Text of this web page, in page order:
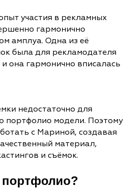
участия в рекламных
гармонично
амплуа. Одна из её
была для рекламодателя
она гармонично вписалась
недостаточно для
портфолио модели. Поэтому
с Мариной, создавая
материал,
и съёмок.